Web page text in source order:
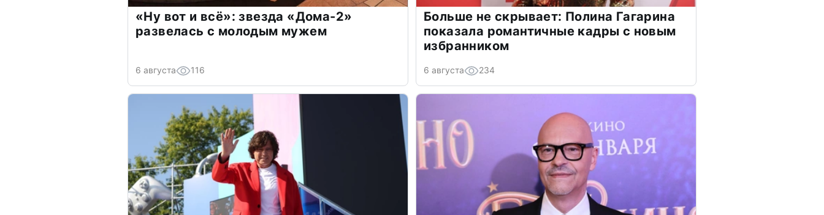
«Ну вот и всё»: звезда «Дома-2»
развелась с молодым мужем
6 августа 116
Больше не скрывает: Полина Гагарина
показала романтичные кадры с новым
избранником
6 августа 234